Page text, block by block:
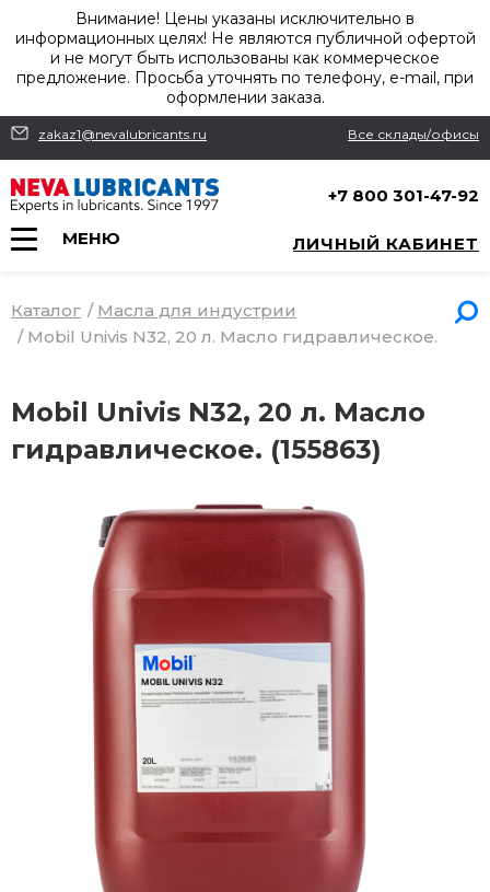
Внимание! Цены указаны исключительно в
информационных целях! Не являются публичной офертой
и не могут быть использованы как коммерческое
предложение. Просьба уточнять по телефону, e-mail, при
оформлении заказа.
zakaz1@nevalubricants.ru Все склады/офисы
+7 800 301-47-92
МЕНЮ ЛИЧНЫЙ КАБИНЕТ
Каталог / Масла для индустрии
/ Mobil Univis N32, 20 л. Масло гидравлическое.
Mobil Univis N32, 20 л. Масло
гидравлическое. (155863)